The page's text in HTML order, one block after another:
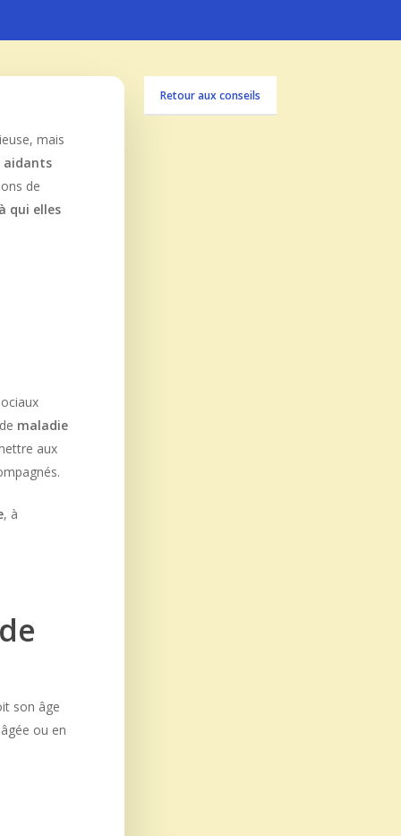
mais
aidants
de
qui elles
maladie
aux
, à
son âge
ou en
Retour aux conseils